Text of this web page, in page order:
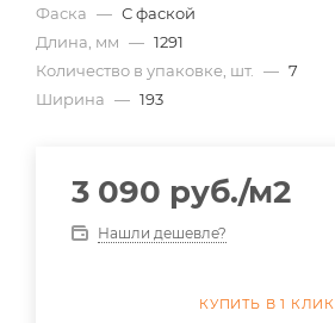
Фаска — С фаской
Длина, мм — 1291
Количество в упаковке, шт.
— 7
Ширина — 193
3 090 руб./м2
Нашли дешевле?
КУПИТЬ В 1 КЛИК